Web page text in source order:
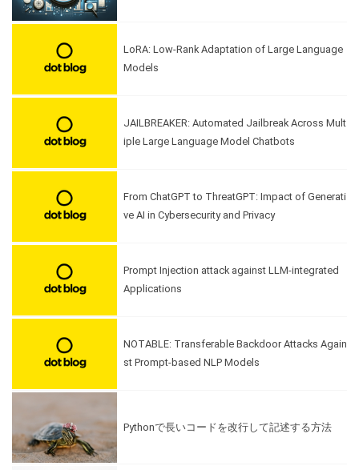
LoRA: Low-Rank Adaptation of Large Language
Models
JAILBREAKER: Automated Jailbreak Across Mult
iple Large Language Model Chatbots
From ChatGPT to ThreatGPT: Impact of Generati
ve AI in Cybersecurity and Privacy
Prompt Injection attack against LLM-integrated
Applications
NOTABLE: Transferable Backdoor Attacks Again
st Prompt-based NLP Models
Pythonで長いコードを改行して記述する方法